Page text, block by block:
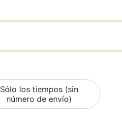
Sólo los tiempos (sin
número de envío)